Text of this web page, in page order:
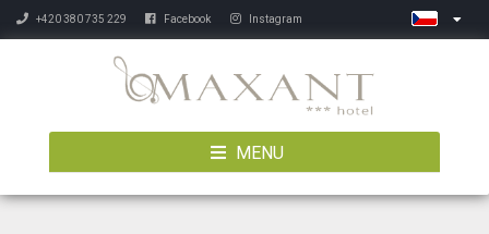
+420 380 735 229 Facebook Instagram
MENU